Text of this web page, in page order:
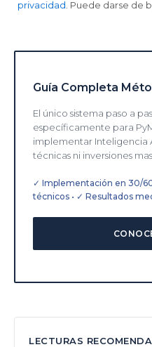
privacidad . Puede darse de
Guía Completa
El único sistema paso a
específicamente para
implementar Inteligencia
técnicas ni inversiones
✓ Implementación en 30/
técnicos • ✓ Resultados
LECTURAS